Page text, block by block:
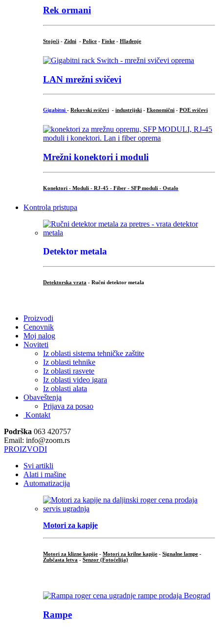
Rek ormani
Stojeći - Zidni - Police - Fioke - Hlađenje
LAN mrežni svičevi
Gigabitni - Rekovski svičevi - industrijski - Ekonomični - POE svičevi
Mrežni konektori i moduli
Konektori - Moduli - RJ-45 - Fiber - SFP moduli - Ostalo
Kontrola pristupa
Detektor metala
Detektorska vrata - Ručni detektor metala
Proizvodi
Cenovnik
Moj nalog
Noviteti
Iz oblasti sistema tehničke zaštite
Iz oblasti tehnike
Iz oblasti rasvete
Iz oblasti video igara
Iz oblasti alata
Obaveštenja
Prijava za posao
Kontakt
Podrška 063 420757
Email: info@zoom.rs
PROIZVODI
Svi artikli
Alati i mašine
Automatizacija
Motori za kapije
Motori za klizne kapije - Motori za krilne kapije - Signalne lampe -
Zubčasta letva - Senzor (Fotoćelija)
Rampe